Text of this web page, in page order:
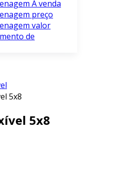
À venda
preço
valor
de
5x8
5x8